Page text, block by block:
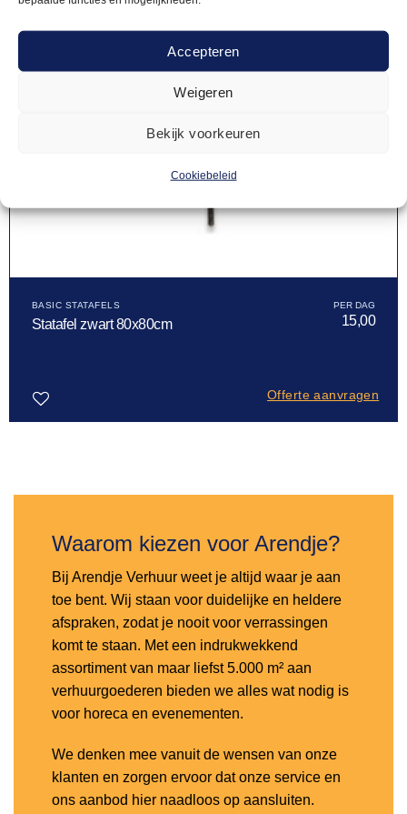
Accepteren
Weigeren
Bekijk voorkeuren
Cookiebeleid
BASIC STATAFELS
Statafel zwart 80x80cm 15,00
Offerte aanvragen
Waarom kiezen voor Arendje?
Bij Arendje Verhuur weet je altijd waar je aan
toe bent. Wij staan voor duidelijke en heldere
afspraken, zodat je nooit voor verrassingen
komt te staan. Met een indrukwekkend
assortiment van maar liefst 5.000 m² aan
verhuurgoederen bieden we alles wat nodig is
voor horeca en evenementen.
We denken mee vanuit de wensen van onze
klanten en zorgen ervoor dat onze service en
ons aanbod hier naadloos op aansluiten.